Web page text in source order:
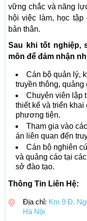
vững chắc và năng
hội việc làm, học
bản thân.
Sau khi tốt nghiệp,
môn để đảm nhận
Cán bộ quản lý,
truyền thông,
Chuyên viên lập
thiết kế và triển khai
phương tiện.
Tham gia vào
án liên quan đến
Cán bộ nghiên
và quảng cáo tại
sở đào tạo.
Thông Tin Liên Hệ:
Địa chỉ: Km 9 Đ.
Hà Nội